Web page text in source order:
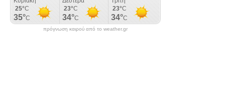
πρόγνωση καιρού από το weather.gr